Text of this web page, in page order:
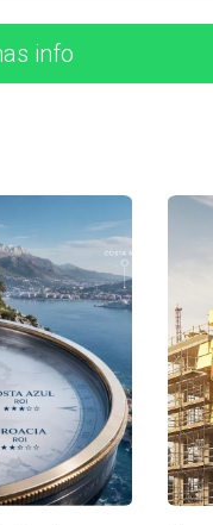
que este contenido
info